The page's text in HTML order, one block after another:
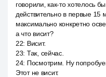
говорили, как-то хотелось
действительно в первые 15
максимально конкретно
а что висит?
22: Висит.
23: Так, сейчас.
24: Посмотрим. Ну
Этот не висит.